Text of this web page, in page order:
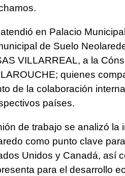
en Palacio
de Suelo
VILLARREAL, a la
quienes
de la colaboración
países.
de trabajo se analizó la
como punto clave
Unidos y Canadá, así
para el desarrollo